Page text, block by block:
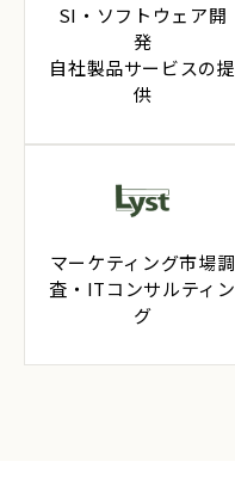
SI・ソフトウェア開
発
自社製品サービスの提
供
マーケティング市場調
査・ITコンサルティン
グ